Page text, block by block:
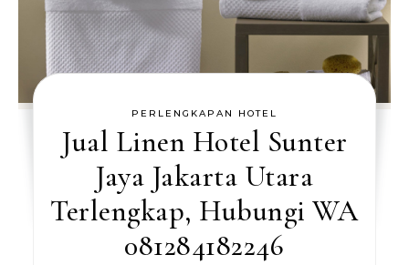
PERLENGKAPAN HOTEL
Jual Linen Hotel Sunter
Jaya Jakarta Utara
Terlengkap, Hubungi WA
081284182246